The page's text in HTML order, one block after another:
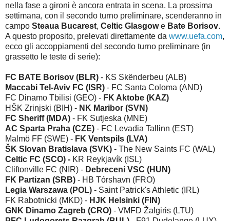
nella fase a gironi è ancora entrata in scena. La prossima
settimana, con il secondo turno preliminare, scenderanno in
campo Steaua Bucarest, Celtic Glasgowe Bate Borisov.
A questo proposito, prelevati direttamente da www.uefa.com,
ecco gli accoppiamenti del secondo turno preliminare (in
grassetto le teste di serie):
FC BATE Borisov (BLR) - KS Skënderbeu (ALB)
Maccabi Tel-Aviv FC (ISR) - FC Santa Coloma (AND)
FC Dinamo Tbilisi (GEO) - FK Aktobe (KAZ)
HŠK Zrinjski (BIH) - NK Maribor (SVN)
FC Sheriff (MDA) - FK Sutjeska (MNE)
AC Sparta Praha (CZE) - FC Levadia Tallinn (EST)
Malmö FF (SWE) - FK Ventspils (LVA)
ŠK Slovan Bratislava (SVK) - The New Saints FC (WAL)
Celtic FC (SCO) - KR Reykjavík (ISL)
Cliftonville FC (NIR) - Debreceni VSC (HUN)
FK Partizan (SRB) - HB Tórshavn (FRO)
Legia Warszawa (POL) - Saint Patrick's Athletic (IRL)
FK Rabotnicki (MKD) - HJK Helsinki (FIN)
GNK Dinamo Zagreb (CRO) - VMFD Žalgiris (LTU)